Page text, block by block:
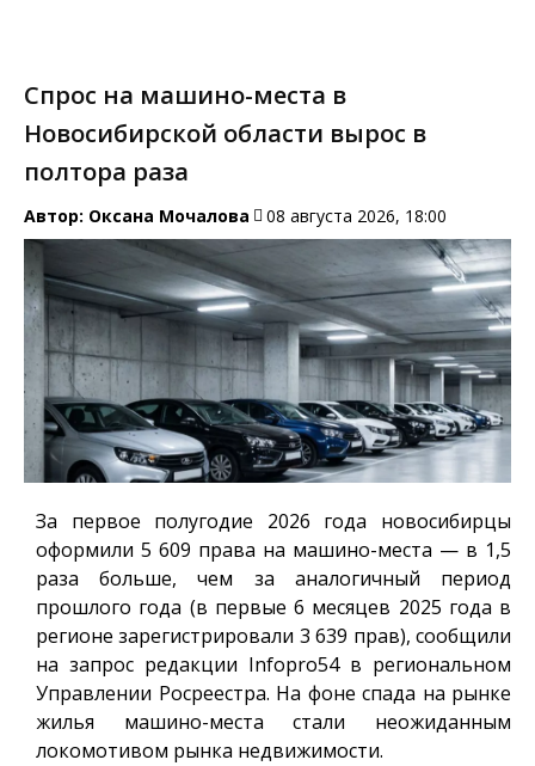
Спрос на машино-места в
Новосибирской области вырос в
полтора раза
Автор: Оксана Мочалова 08 августа 2026, 18:00
За первое полугодие 2026 года новосибирцы
оформили 5 609 права на машино-места — в 1,5
раза больше, чем за аналогичный период
прошлого года (в первые 6 месяцев 2025 года в
регионе зарегистрировали 3 639 прав), сообщили
на запрос редакции Infopro54в региональном
Управлении Росреестра. На фоне спада на рынке
жилья машино-места стали неожиданным
локомотивом рынка недвижимости.